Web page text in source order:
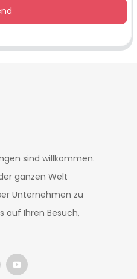
sind willkommen.
ganzen Welt
Unternehmen zu
auf Ihren Besuch,